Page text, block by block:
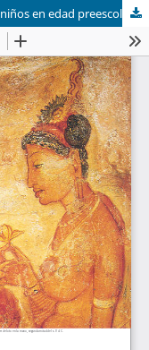
El pensamiento matemático informal de niños en edad preescolar Creencias y prácticas de docentes de Barranquilla (Colombia)